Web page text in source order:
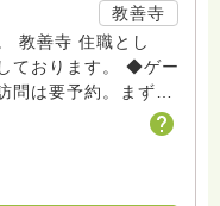
教善寺
教善寺 住職とし
ります。 ◆ゲー
問は要予約。まずは
ケア、希死念慮、自
トDV、トラウマ、
筆記、行政相談